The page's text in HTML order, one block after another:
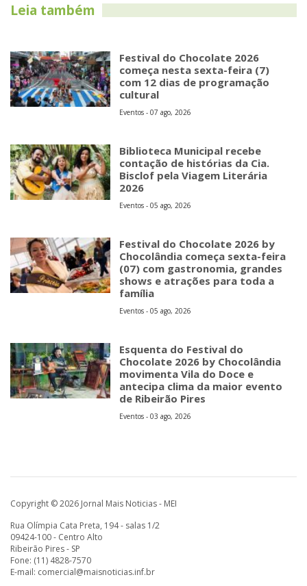
Leia também
Festival do Chocolate 2026
começa nesta sexta-feira (7)
com 12 dias de programação
cultural
Eventos - 07 ago, 2026
Biblioteca Municipal recebe
contação de histórias da Cia.
Bisclof pela Viagem Literária
2026
Eventos - 05 ago, 2026
Festival do Chocolate 2026 by
Chocolândia começa sexta-feira
(07) com gastronomia, grandes
shows e atrações para toda a
família
Eventos - 05 ago, 2026
Esquenta do Festival do
Chocolate 2026 by Chocolândia
movimenta Vila do Doce e
antecipa clima da maior evento
de Ribeirão Pires
Eventos - 03 ago, 2026
Copyright © 2026 Jornal Mais Noticias - MEI
Rua Olímpia Cata Preta, 194 - salas 1/2
09424-100 - Centro Alto
Ribeirão Pires - SP
Fone: (11) 4828-7570
E-mail: comercial@maisnoticias.inf.br